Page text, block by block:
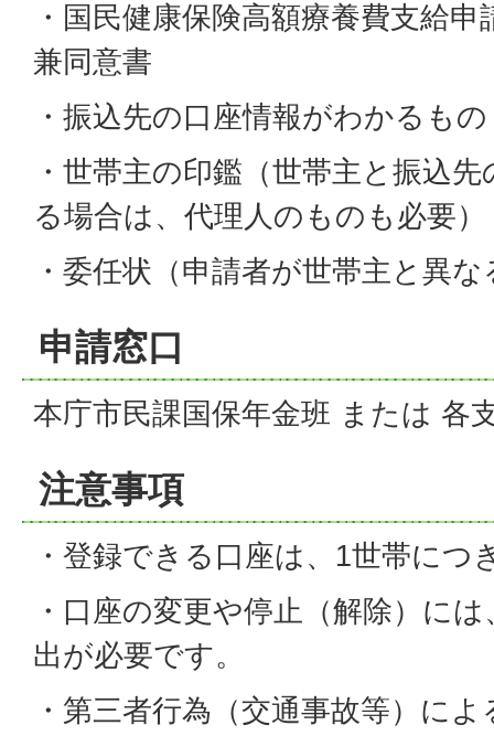
・国民健康保険高額療養費支給
兼同意書
・振込先の口座情報がわかるも
・世帯主の印鑑（世帯主と振込
る場合は、代理人のものも必要）
・委任状（申請者が世帯主と異
申請窓口
本庁市民課国保年金班 または 各
注意事項
・登録できる口座は、1世帯につ
・口座の変更や停止（解除）に
出が必要です。
・第三者行為（交通事故等）に